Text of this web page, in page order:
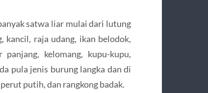
satwa liar mulai dari lutung
kancil, raja udang, ikan belodok,
kelomang, kupu-kupu,
pula jenis burung langka dan di
putih, dan rangkong badak.